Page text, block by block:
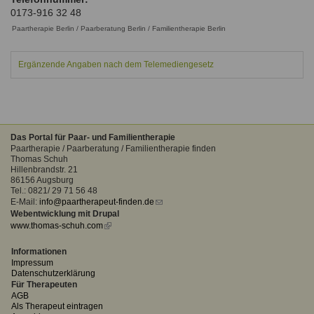
Seminare und Kurse
Fortbildungen
Ausbildungsinstitute
Fortbildungen
Passwort*
vergessen?
Anmelden
Sitemap
Formular zur Registrierung
0173-916 32 48
Paartherapie Berlin / Paarberatung Berlin / Familientherapie Berlin
Ergänzende Angaben nach dem Telemediengesetz
Das Portal für Paar- und Familientherapie
Paartherapie / Paarberatung / Familientherapie finden
Thomas Schuh
Hillenbrandstr. 21
86156 Augsburg
Tel.: 0821/ 29 71 56 48
E-Mail: info@paartherapeut-finden.de (link
Webentwicklung mit Drupal
www.thomas-schuh.com(link
Informationen
Impressum
Datenschutzerklärung
Für Therapeuten
AGB
Als Therapeut eintragen